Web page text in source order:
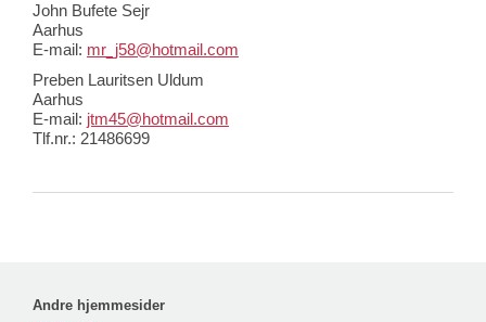
John Bufete Sejr
Aarhus
E-mail: mr_j58@hotmail.com
Preben Lauritsen Uldum
Aarhus
E-mail: jtm45@hotmail.com
Tlf.nr.: 21486699
Andre hjemmesider